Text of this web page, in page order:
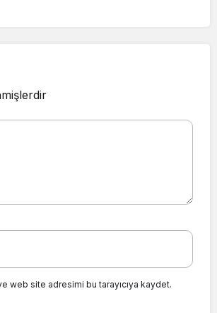
web site adresimi bu tarayıcıya kaydet.